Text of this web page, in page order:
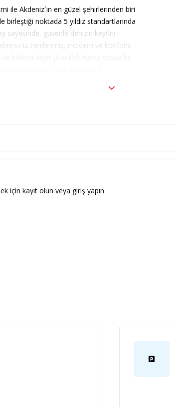
ile Akdeniz`in en güzel şehirlerinden biri
birleştiği noktada 5 yıldız standartlarında
sayesinde, güvenle denizin keyfini
modern ve konforlu
varmış olursunuz.Kişisel bakım ve
bir tatili sunmaktadır.
World, Manavgat’a 12 km uzaklıkta,
için kayıt olun veya giriş yapın